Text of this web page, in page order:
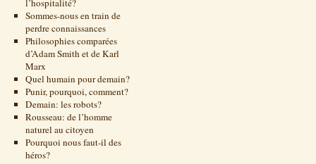
l’hospitalité?
Sommes-nous en train de
perdre connaissances
Philosophies comparées
d’Adam Smith et de Karl
Marx
Quel humain pour demain?
Punir, pourquoi, comment?
Demain: les robots?
Rousseau: de l’homme
naturel au citoyen
Pourquoi nous faut-il des
héros?